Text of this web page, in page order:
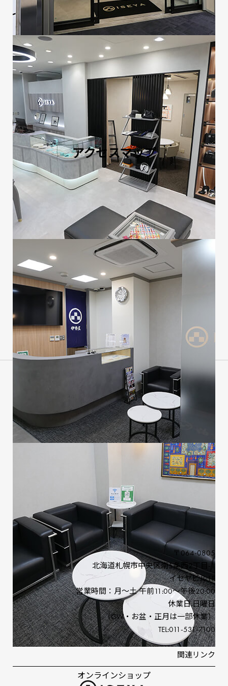
アクセスマップ
ニュース
伊勢屋とは
沿革
採⽤情報
お問い合わせ
プライバシーポリシー
ブランド
信頼と実績の伊勢屋グループ
〒064-0805
北海道札幌市中央区南5条⻄2丁⽬-1
イセヤビル1F
営業時間：⽉〜⼟ 午前11:00〜午後20:00
休業⽇:⽇曜⽇
（GW‧お盆‧正⽉は⼀部休業）
TEL:011-531-7100
関連リンク
オンラインショップ